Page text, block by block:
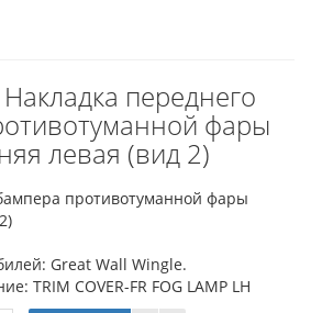
переднего
фары
левая (вид 2)
противотуманной фары
Great Wall Wingle.
TRIM COVER-FR FOG LAMP LH